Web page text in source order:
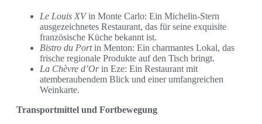
Le Louis XVin Monte Carlo: Ein Michelin-Stern
ausgezeichnetes Restaurant, das für seine exquisite
französische Küche bekannt ist.
Bistro du Portin Menton: Ein charmantes Lokal, das
frische regionale Produkte auf den Tisch bringt.
La Chèvre d’Orin Eze: Ein Restaurant mit
atemberaubendem Blick und einer umfangreichen
Weinkarte.
Transportmittel und Fortbewegung